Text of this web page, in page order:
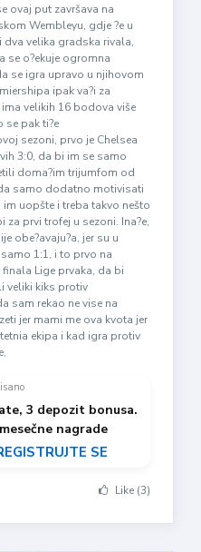
ovaj put završava na
Wembleyu, gdje ?e u
velika gradska rivala,
se o?ekuje ogromna
se igra upravo u njihovom
ipak va?i za
velikih 16 bodova više
se pak ti?e
sezoni, prvo je Chelsea
3:0, da bi im se samo
doma?im trijumfom od
samo dodatno motivisati
uopšte i treba takvo nešto
prvi trofej u sezoni. Ina?e,
obe?avaju?a, jer su u
1:1, i to prvo na
Lige prvaka, da bi
veliki kiks protiv
sam rekao ne vise na
jer mami me ova kvota jer
ekipa i kad igra protiv
3 depozit bonusa.
nagrade
SE
Like (3)